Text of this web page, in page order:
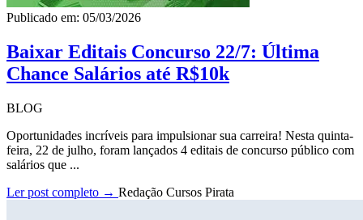
Publicado em: 05/03/2026
Baixar Editais Concurso 22/7: Última
Chance Salários até R$10k
BLOG
Oportunidades incríveis para impulsionar sua carreira! Nesta quinta-
feira, 22 de julho, foram lançados 4 editais de concurso público com
salários que ...
Ler post completo → Redação Cursos Pirata